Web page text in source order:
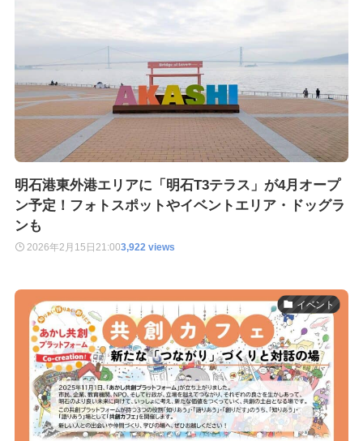
明石港東外港エリアに「明石T3テラス」が4月オープ
ン予定！フォトスポットやイベントエリア・ドッグラ
ンも
2026年2月15日 21:003,922 views
イベント